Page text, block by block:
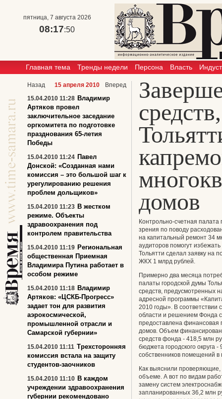
пятница, 7 августа 2026
08:17:50
Главная тема Тренды недели Персона Власть
домов
Контрольно-счетная палата
зрения по поводу
на капитальный ремонт 34
аудиторов помогут
Тольятти сделал заявку на
ЖКХ 1 млрд рублей.
Примерно два месяца
палаты городской думы
средств, предусмотренных
адресной программы
2010 годы». В соответствии
области и решением Фонда
предоставлена финансовая
домов. Объем
средств фонда - 418,5 млн
бюджета городского
собственников помещений в
Как выяснили
объеме. А вот по видам
замену систем
запланированных 36,2 млн
Назад 15 апреля 2010
Вперед
15.04.2010 11:28 Владимир
Артяков провел
заключительное заседание
оргкомитета по подготовке
празднования 65-летия
Победы
15.04.2010 11:24 Павел
Донской: «Созданная нами
комиссия – это большой шаг к
урегулированию решения
проблем дольщиков»
15.04.2010 11:23 В жестком
режиме. Объекты
здравоохранения под
контролем правительства
15.04.2010 11:19 Региональная
общественная Приемная
Владимира Путина работает в
особом режиме
15.04.2010 11:18 Владимир
Артяков: «ЦСКБ-Прогресс»
задает тон для развития
аэрокосмической,
промышленной отрасли и
Самарской губернии»
15.04.2010 11:11 Трехсторонняя
комиссия встала на защиту
студентов-заочников
15.04.2010 11:10 В каждом
учреждении здравоохранения
губернии рекомендовано